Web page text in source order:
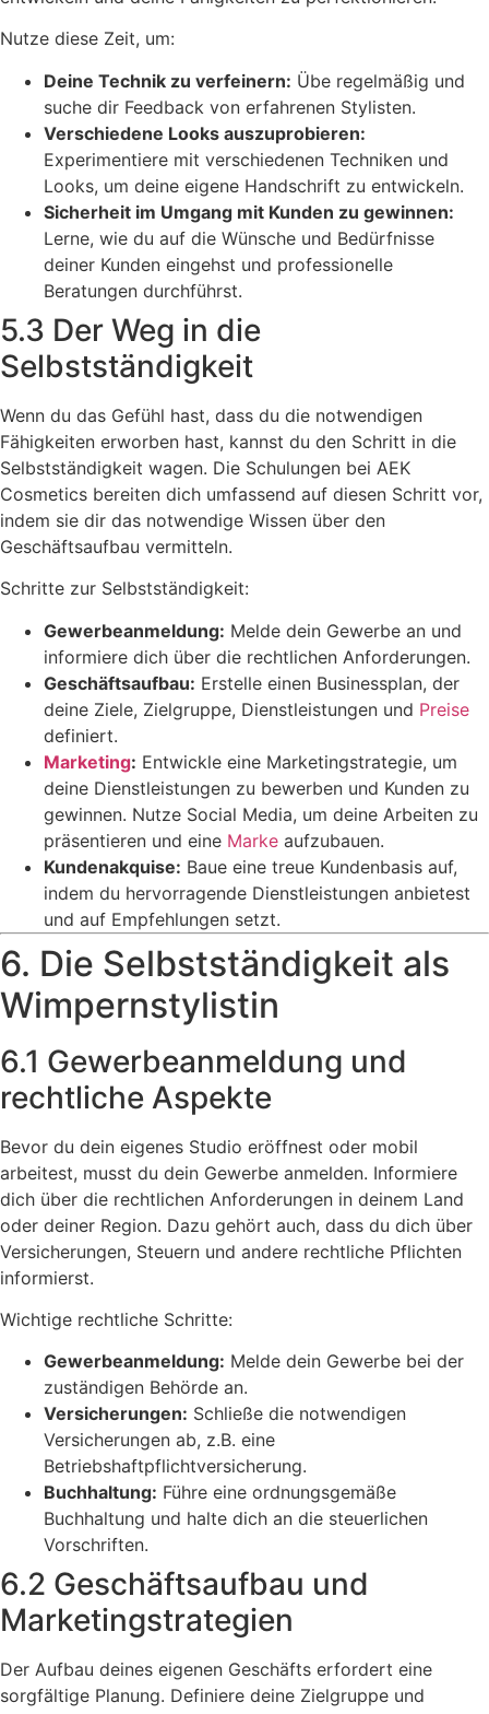
Nutze diese Zeit, um:
Deine Technik zu verfeinern: Übe regelmäßig und
suche dir Feedback von erfahrenen Stylisten.
Verschiedene Looks auszuprobieren:
Experimentiere mit verschiedenen Techniken und
Looks, um deine eigene Handschrift zu entwickeln.
Sicherheit im Umgang mit Kunden zu gewinnen:
Lerne, wie du auf die Wünsche und Bedürfnisse
deiner Kunden eingehst und professionelle
Beratungen durchführst.
5.3 Der Weg in die
Selbstständigkeit
Wenn du das Gefühl hast, dass du die notwendigen
Fähigkeiten erworben hast, kannst du den Schritt in die
Selbstständigkeit wagen. Die Schulungen bei AEK
Cosmetics bereiten dich umfassend auf diesen Schritt vor,
indem sie dir das notwendige Wissen über den
Geschäftsaufbau vermitteln.
Schritte zur Selbstständigkeit:
Gewerbeanmeldung: Melde dein Gewerbe an und
informiere dich über die rechtlichen Anforderungen.
Geschäftsaufbau: Erstelle einen Businessplan, der
deine Ziele, Zielgruppe, Dienstleistungen und Preise
definiert.
Marketing: Entwickle eine Marketingstrategie, um
deine Dienstleistungen zu bewerben und Kunden zu
gewinnen. Nutze Social Media, um deine Arbeiten zu
präsentieren und eine Marke aufzubauen.
Kundenakquise: Baue eine treue Kundenbasis auf,
indem du hervorragende Dienstleistungen anbietest
und auf Empfehlungen setzt.
6. Die Selbstständigkeit als
Wimpernstylistin
6.1 Gewerbeanmeldung und
rechtliche Aspekte
Bevor du dein eigenes Studio eröffnest oder mobil
arbeitest, musst du dein Gewerbe anmelden. Informiere
dich über die rechtlichen Anforderungen in deinem Land
oder deiner Region. Dazu gehört auch, dass du dich über
Versicherungen, Steuern und andere rechtliche Pflichten
informierst.
Wichtige rechtliche Schritte:
Gewerbeanmeldung: Melde dein Gewerbe bei der
zuständigen Behörde an.
Versicherungen: Schließe die notwendigen
Versicherungen ab, z.B. eine
Betriebshaftpflichtversicherung.
Buchhaltung: Führe eine ordnungsgemäße
Buchhaltung und halte dich an die steuerlichen
Vorschriften.
6.2 Geschäftsaufbau und
Marketingstrategien
Der Aufbau deines eigenen Geschäfts erfordert eine
sorgfältige Planung. Definiere deine Zielgruppe und